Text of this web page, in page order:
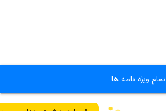
تمام ویژه نامه ها